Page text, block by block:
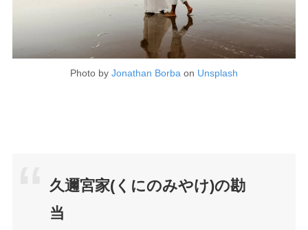
Photo by Jonathan Borba on Unsplash
久邇宮家(くにのみやけ)の勘
当